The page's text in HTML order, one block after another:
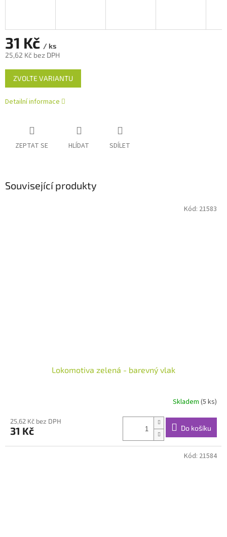
31 Kč / ks
25,62 Kč bez DPH
Měrná
cena:
ZVOLTE VARIANTU
Detailní informace
ZEPTAT SE HLÍDAT SDÍLET
Související produkty
Lokomotiva zelená - barevný vlak
Skladem (5 ks)
25,62 Kč bez DPH
31 Kč Do košíku
Kód: 21583
Kód: 21584